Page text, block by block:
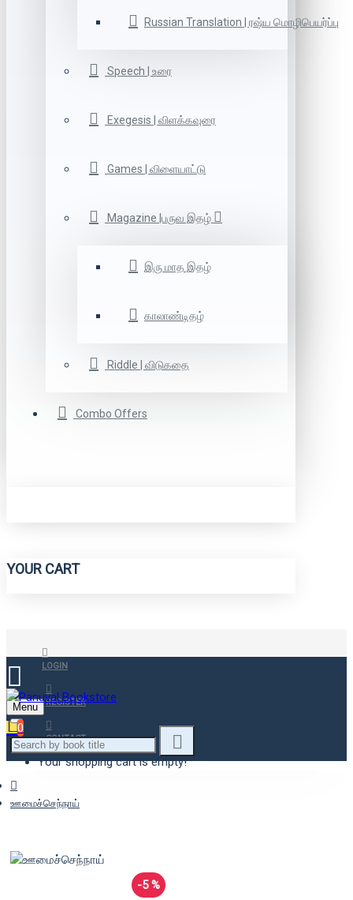
Russian Translation | ரஷ்ய மொழிபெயர்ப்பு
Speech | உரை
Exegesis | விளக்கவுரை
Games | விளையாட்டு
Magazine |பருவ இதழ்
இரு மாத இதழ்
காலாண்டிதழ்
Riddle | விடுகதை
Combo Offers
YOUR CART
LOGIN
REGISTER
CONTACT
Menu
0
Your shopping cart is empty!
ஊமைச்செந்நாய்
-5 %